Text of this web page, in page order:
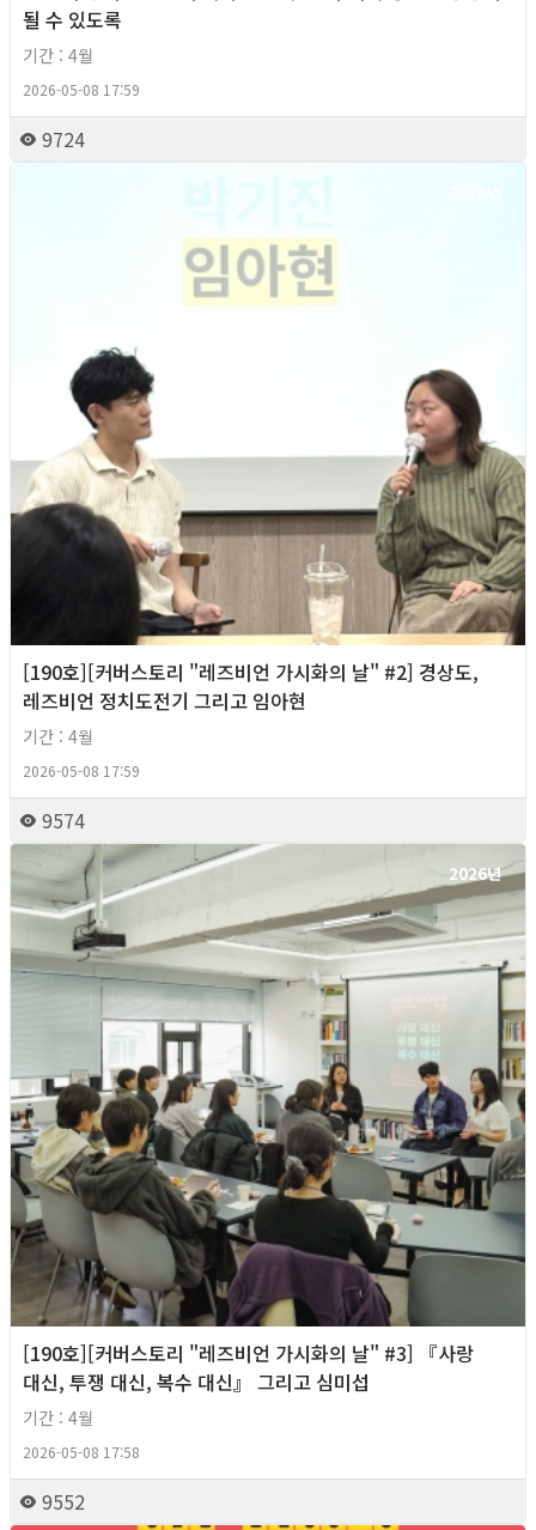
될 수 있도록
기간 : 4월
2026-05-08 17:59
9724
[190호][커버스토리 "레즈비언 가시화의 날" #2] 경상도,
레즈비언 정치도전기 그리고 임아현
기간 : 4월
2026-05-08 17:59
9574
2026년
[190호][커버스토리 "레즈비언 가시화의 날" #3] 『사랑
대신, 투쟁 대신, 복수 대신』 그리고 심미섭
기간 : 4월
2026-05-08 17:58
9552